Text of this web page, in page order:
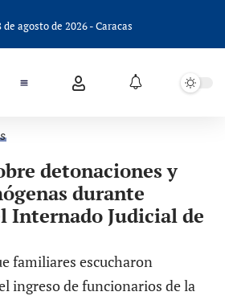
de agosto de 2026 - Caracas
detonaciones y
durante
Internado Judicial de
familiares escucharon
ingreso de funcionarios de la